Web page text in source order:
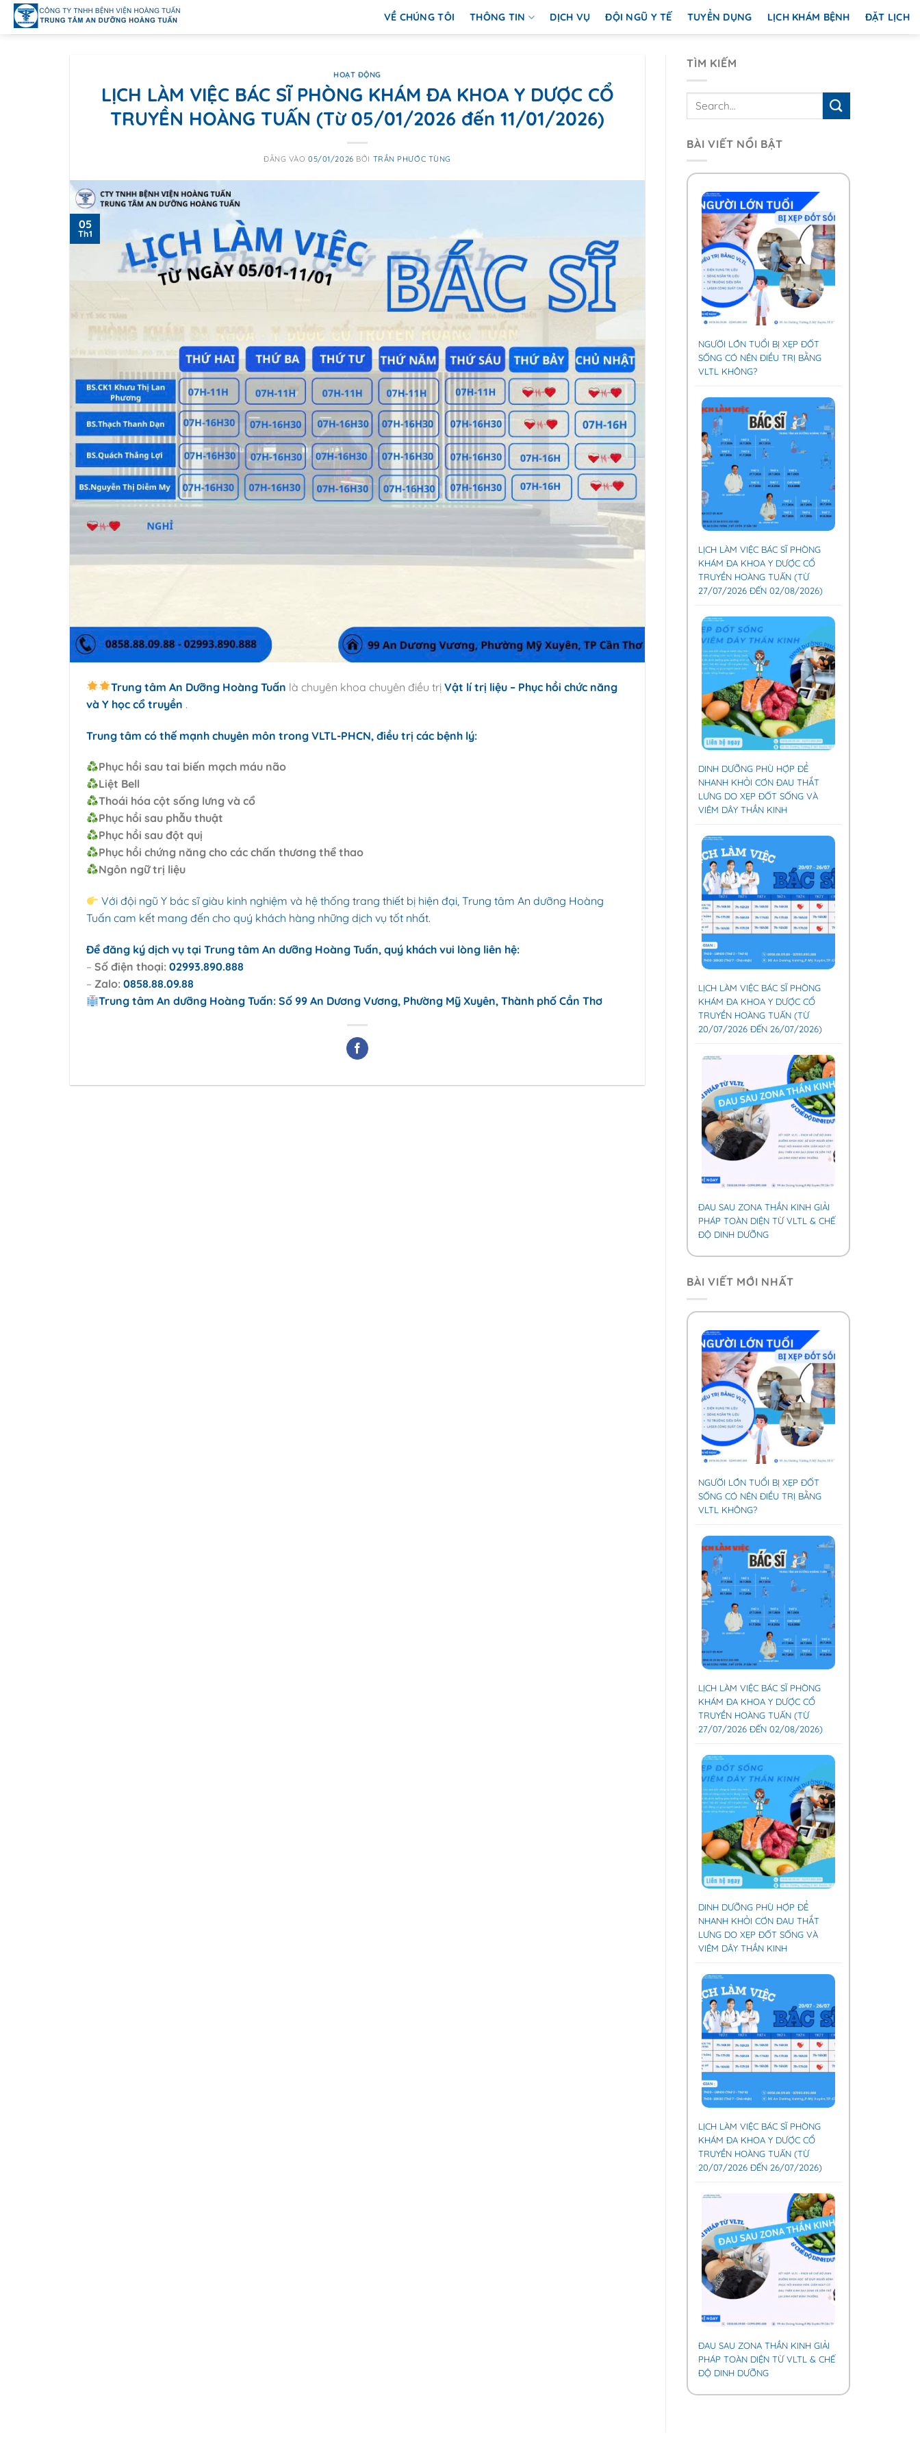
qua
VỀ CHÚNG TÔI THÔNG TIN DỊCH VỤ ĐỘI NGŨ Y TẾ TUYỂN DỤNG LỊCH KHÁM BỆNH ĐẶT LỊCH
HOẠT ĐỘNG
LỊCH LÀM VIỆC BÁC SĨ PHÒNG KHÁM ĐA KHOA Y DƯỢC CỔ
TRUYỀN HOÀNG TUẤN (Từ 05/01/2026 đến 11/01/2026)
ĐĂNG VÀO05/01/2026 BỞI TRẦN PHƯỚC TÙNG
05
Th1
Trung tâm An Dưỡng Hoàng Tuấn là chuyên khoa chuyên điều trịVật lí trị liệu – Phục hồi chức năng
và Y học cổ truyền .
Trung tâm có thế mạnh chuyên môn trong VLTL-PHCN, điều trị các bệnh lý:
Phục hồi sau tai biến mạch máu não
Liệt Bell
Thoái hóa cột sống lưng và cổ
Phục hồi sau phẫu thuật
Phục hồi sau đột quị
Phục hồi chứng năng cho các chấn thương thểthao
Ngôn ngữ trị liệu
Với đội ngũ Y bác sĩ giàu kinh nghiệm và hệ thống trang thiết bị hiện đại, Trung tâm An dưỡng Hoàng
Tuấn cam kết mang đến cho quý khách hàng những dịch vụ tốt nhất.
Để đăng ký dịch vụ tại Trung tâm An dưỡng Hoàng Tuấn, quý khách vui lòng liên hệ:
– Số điện thoại: 02993.890.888
– Zalo: 0858.88.09.88
Trung tâm An dưỡng Hoàng Tuấn: Số 99 An Dương Vương, Phường Mỹ Xuyên, Thành phố Cần Thơ
TÌM KIẾM
BÀI VIẾT NỔI BẬT
NGƯỜI LỚN TUỔI BỊ XẸP ĐỐT
SỐNG CÓ NÊN ĐIỀU TRỊ BẰNG
VLTL KHÔNG?
LỊCH LÀM VIỆC BÁC SĨ PHÒNG
KHÁM ĐA KHOA Y DƯỢC CỔ
TRUYỀN HOÀNG TUẤN (TỪ
27/07/2026 ĐẾN 02/08/2026)
DINH DƯỠNG PHÙ HỢP ĐỂ
NHANH KHỎI CƠN ĐAU THẮT
LƯNG DO XẸP ĐỐT SỐNG VÀ
VIÊM DÂY THẦN KINH
LỊCH LÀM VIỆC BÁC SĨ PHÒNG
KHÁM ĐA KHOA Y DƯỢC CỔ
TRUYỀN HOÀNG TUẤN (TỪ
20/07/2026 ĐẾN 26/07/2026)
ĐAU SAU ZONA THẦN KINH GIẢI
PHÁP TOÀN DIỆN TỪ VLTL & CHẾ
ĐỘ DINH DƯỠNG
BÀI VIẾT MỚI NHẤT
NGƯỜI LỚN TUỔI BỊ XẸP ĐỐT
SỐNG CÓ NÊN ĐIỀU TRỊ BẰNG
VLTL KHÔNG?
LỊCH LÀM VIỆC BÁC SĨ PHÒNG
KHÁM ĐA KHOA Y DƯỢC CỔ
TRUYỀN HOÀNG TUẤN (TỪ
27/07/2026 ĐẾN 02/08/2026)
DINH DƯỠNG PHÙ HỢP ĐỂ
NHANH KHỎI CƠN ĐAU THẮT
LƯNG DO XẸP ĐỐT SỐNG VÀ
VIÊM DÂY THẦN KINH
LỊCH LÀM VIỆC BÁC SĨ PHÒNG
KHÁM ĐA KHOA Y DƯỢC CỔ
TRUYỀN HOÀNG TUẤN (TỪ
20/07/2026 ĐẾN 26/07/2026)
ĐAU SAU ZONA THẦN KINH GIẢI
PHÁP TOÀN DIỆN TỪ VLTL & CHẾ
ĐỘ DINH DƯỠNG